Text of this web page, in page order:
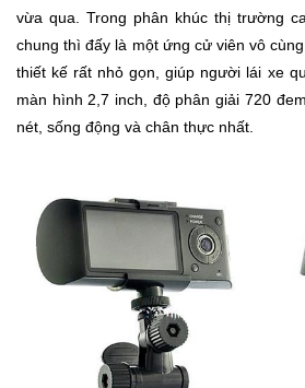
bị
Kiện
vừa qua. Trong phân khúc thị trường
chung thì đấy là một ứng cử viên vô
thiết kế rất nhỏ gọn, giúp người lái xe
màn hình 2,7 inch, độ phân giải 720
nét, sống động và chân thực nhất.